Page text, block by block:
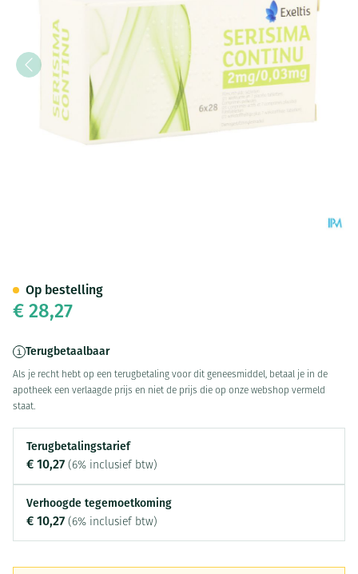
€ 28,27
Terugbetaalbaar
Als je recht hebt op een terugbetaling voor dit geneesmiddel, betaal je in de
apotheek een verlaagde prijs en niet de prijs die op onze webshop vermeld
staat.
Terugbetalingstarief
€ 10,27 (6% inclusief btw)
Verhoogde tegemoetkoming
€ 10,27 (6% inclusief btw)
Op bestelling